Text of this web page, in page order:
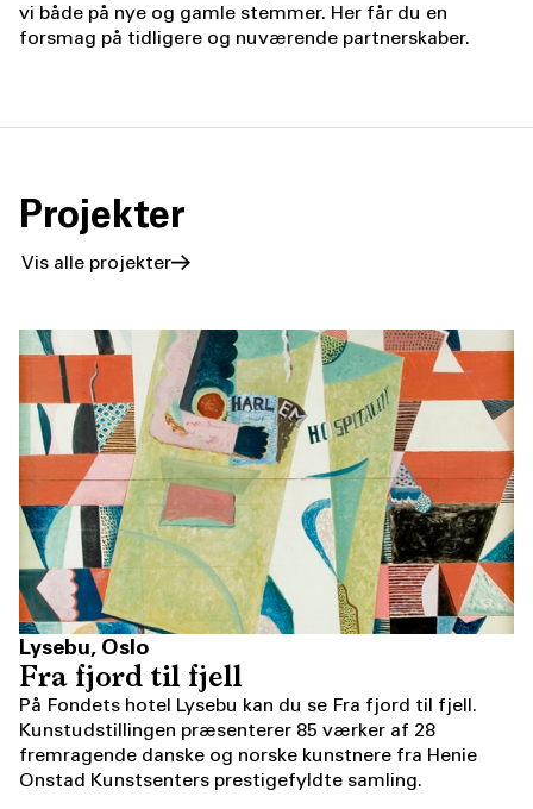
vi både på nye og gamle stemmer. Her får du en
forsmag på tidligere og nuværende partnerskaber.
Projekter
Vis alle projekter
Lysebu, Oslo
Fra fjord til fjell
På Fondets hotel Lysebu kan du se Fra fjord til fjell.
Kunstudstillingen præsenterer 85 værker af 28
fremragende danske og norske kunstnere fra Henie
Onstad Kunstsenters prestigefyldte samling.